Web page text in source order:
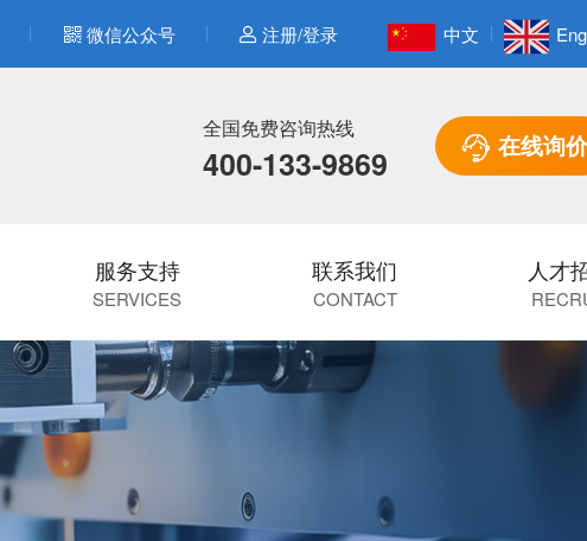
微信公众号 注册/登录 中文
全国免费咨询热线
400-133-9869 在线询价
服务支持
SERVICES
联系我们
CONTACT
人才